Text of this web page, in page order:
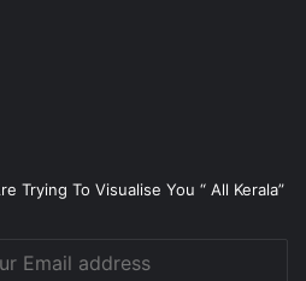
Trying To Visualise You “ All Kerala”